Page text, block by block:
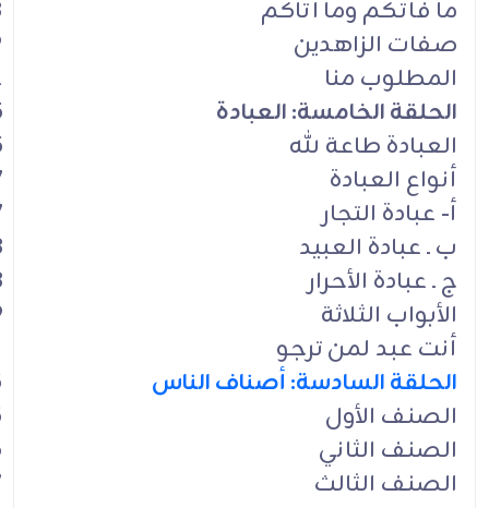
ما فاتكم وما آتاكم
صفات الزاهدين
المطلوب منا
الحلقة الخامسة: العبادة
العبادة طاعة لله
أنواع العبادة
أ- عبادة التجار
ب ـ عبادة العبيد
ج ـ عبادة الأحرار
الأبواب الثلاثة
أنت عبد لمن ترجو
الحلقة السادسة: أصناف الناس
الصنف الأول
الصنف الثاني
الصنف الثالث